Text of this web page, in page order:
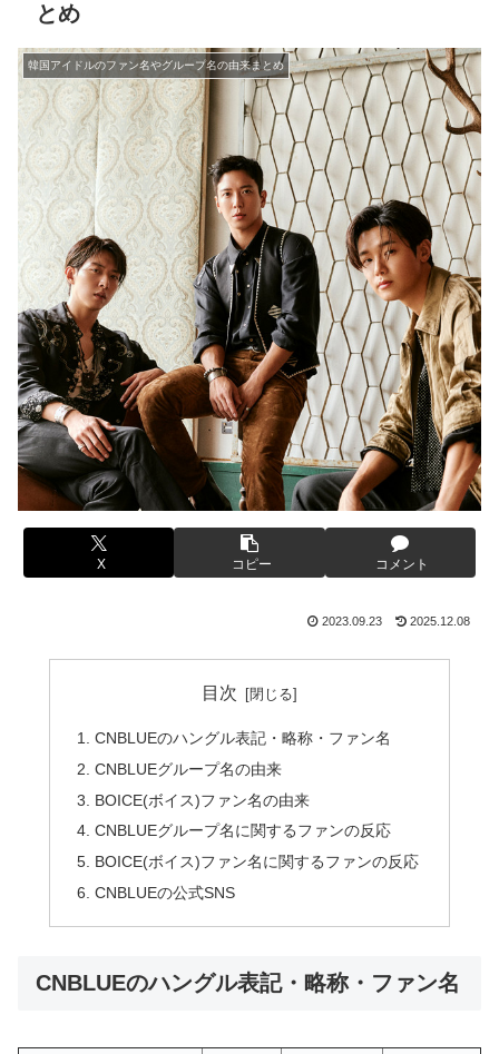
とめ
韓国アイドルのファン名やグループ名の由来まとめ
X コピー コメント
2023.09.23 2025.12.08
目次
CNBLUEのハングル表記・略称・ファン名
CNBLUEグループ名の由来
BOICE(ボイス)ファン名の由来
CNBLUEグループ名に関するファンの反応
BOICE(ボイス)ファン名に関するファンの反応
CNBLUEの公式SNS
CNBLUEのハングル表記・略称・ファン名